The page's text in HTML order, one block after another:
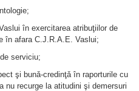
în exercitarea atribuţiilor de
în afara C.J.R.A.E. Vaslui;
serviciu;
şi bunǎ-credinţǎ în raporturile cu
recurge la atitudini şi demersuri